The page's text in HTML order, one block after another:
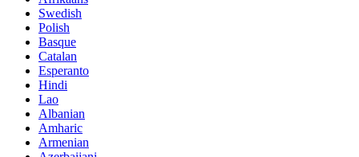
Swedish
Polish
Basque
Catalan
Esperanto
Hindi
Lao
Albanian
Amharic
Armenian